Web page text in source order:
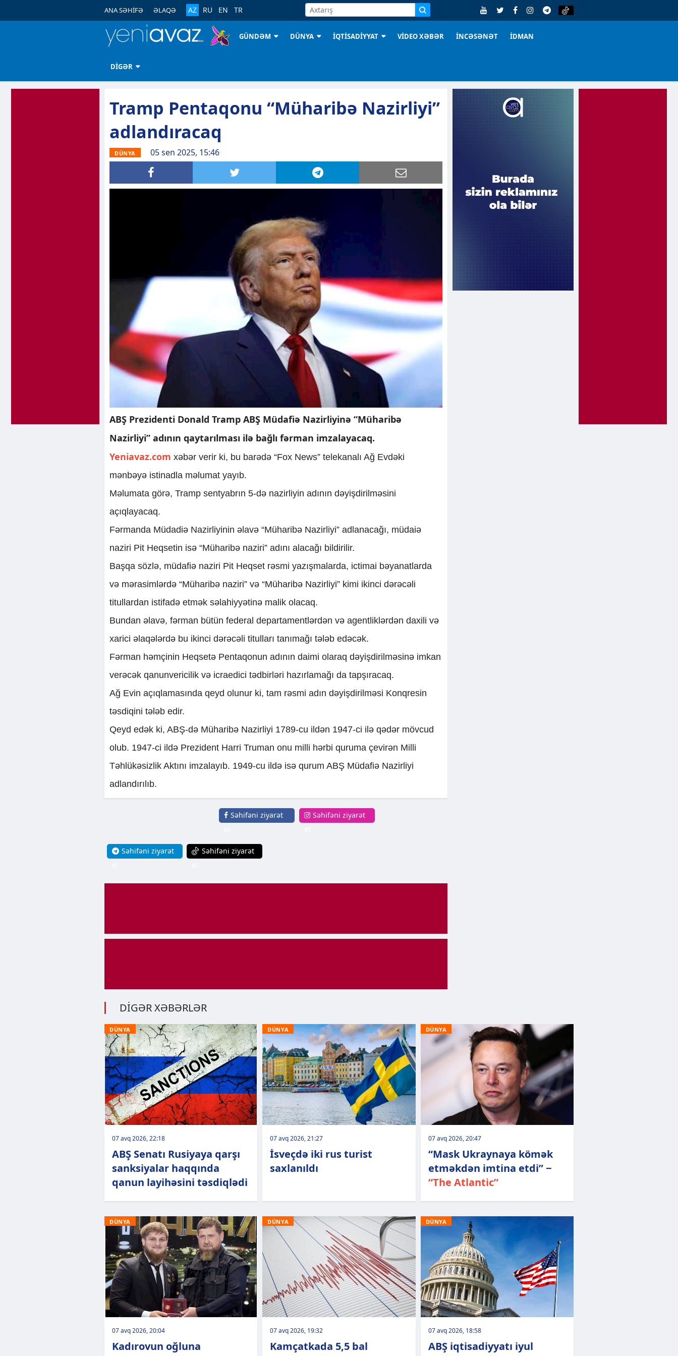
ANA SƏHİFƏ ƏLAQƏ AZ RU EN TR
GÜNDƏM DÜNYA İQTİSADİYYAT VİDEO XƏBƏR İNCƏSƏNƏT İDMAN
DİGƏR
Tramp Pentaqonu “Müharibə Nazirliyi”
adlandıracaq
DÜNYA 05 sen 2025, 15:46
ABŞ Prezidenti Donald Tramp ABŞ Müdafiə Nazirliyinə “Müharibə
Nazirliyi” adının qaytarılması ilə bağlı fərman imzalayacaq.
Yeniavaz.com xəbər verir ki, bu barədə “Fox News” telekanalı Ağ Evdəki
mənbəyə istinadla məlumat yayıb.
Məlumata görə, Tramp sentyabrın 5-də nazirliyin adının dəyişdirilməsini
açıqlayacaq.
Fərmanda Müdadiə Nazirliyinin əlavə “Müharibə Nazirliyi” adlanacağı, müdaiə
naziri Pit Heqsetin isə “Müharibə naziri” adını alacağı bildirilir.
Başqa sözlə, müdafiə naziri Pit Heqset rəsmi yazışmalarda, ictimai bəyanatlarda
və mərasimlərdə “Müharibə naziri” və “Müharibə Nazirliyi” kimi ikinci dərəcəli
titullardan istifadə etmək səlahiyyətinə malik olacaq.
Bundan əlavə, fərman bütün federal departamentlərdən və agentliklərdən daxili və
xarici əlaqələrdə bu ikinci dərəcəli titulları tanımağı tələb edəcək.
Fərman həmçinin Heqsetə Pentaqonun adının daimi olaraq dəyişdirilməsinə imkan
verəcək qanunvericilik və icraedici tədbirləri hazırlamağı da tapşıracaq.
Ağ Evin açıqlamasında qeyd olunur ki, tam rəsmi adın dəyişdirilməsi Konqresin
təsdiqini tələb edir.
Qeyd edək ki, ABŞ-də Müharibə Nazirliyi 1789-cu ildən 1947-ci ilə qədər mövcud
olub. 1947-ci ildə Prezident Harri Truman onu milli hərbi quruma çevirən Milli
Təhlükəsizlik Aktını imzalayıb. 1949-cu ildə isə qurum ABŞ Müdafiə Nazirliyi
adlandırılıb.
Səhifəni ziyarət
Səhifəni ziyarət
Səhifəni ziyarət
Səhifəni ziyarət
DİGƏR XƏBƏRLƏR
DÜNYA
07 avq 2026, 22:18
ABŞ Senatı Rusiyaya qarşı
sanksiyalar haqqında
qanun layihəsini təsdiqlədi
DÜNYA
07 avq 2026, 21:27
İsveçdə iki rus turist
saxlanıldı
DÜNYA
07 avq 2026, 20:47
“Mask Ukraynaya kömək
etməkdən imtina etdi” −
“The Atlantic”
DÜNYA
07 avq 2026, 20:04
Kadırovun oğluna
DÜNYA
07 avq 2026, 19:32
Kamçatkada 5,5 bal
DÜNYA
07 avq 2026, 18:58
ABŞ iqtisadiyyatı iyul